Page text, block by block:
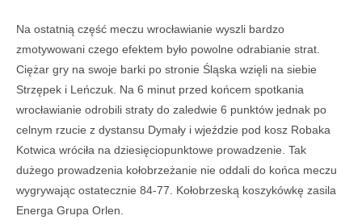
Na ostatnią część meczu wrocławianie wyszli bardzo
zmotywowani czego efektem było powolne odrabianie strat.
Ciężar gry na swoje barki po stronie Śląska wzięli na siebie
Strzępek i Leńczuk. Na 6 minut przed końcem spotkania
wrocławianie odrobili straty do zaledwie 6 punktów jednak po
celnym rzucie z dystansu Dymały i wjeździe pod kosz Robaka
Kotwica wróciła na dziesięciopunktowe prowadzenie. Tak
dużego prowadzenia kołobrzeżanie nie oddali do końca meczu
wygrywając ostatecznie 84-77. Kołobrzeską koszykówkę zasila
Energa Grupa Orlen.